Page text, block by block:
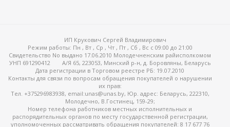
ИП Крукович Сергей Владимирович
Режим работы: Пн , Вт , Ср , Чт , Пт , Сб , Вс c 09:00 до 21:00
Свидетельство No выдано 17.06.2010 Молодечненским райисполкомом
УНП 691290412
А/Я 65, 223053, Минский р-н, д. Боровляны, Беларусь
Дата регистрации в Торговом реестре РБ: 19.07.2010
Контакты для связи по вопросам обращения покупателей о нарушении
их прав:
Тел. +375296983938, email:unas@unas.by, Юр. адрес: Беларусь, 222310,
Молодечно, В.Гостинец, 159-29;
Номер телефона работников местных исполнительных и
распорядительных органов по месту государственной регистрации,
уполномоченных рассматривать обращения покупателей: 8 17 677 76